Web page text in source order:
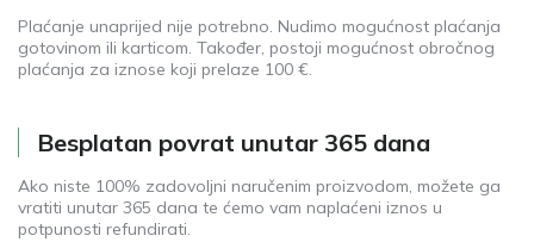
Plaćanje unaprijed nije potrebno. Nudimo mogućnost plaćanja
gotovinom ili karticom. Također, postoji mogućnost obročnog
plaćanja za iznose koji prelaze 100 €.
Besplatan povrat unutar 365 dana
Ako niste 100% zadovoljni naručenim proizvodom, možete ga
vratiti unutar 365 dana te ćemo vam naplaćeni iznos u
potpunosti refundirati.